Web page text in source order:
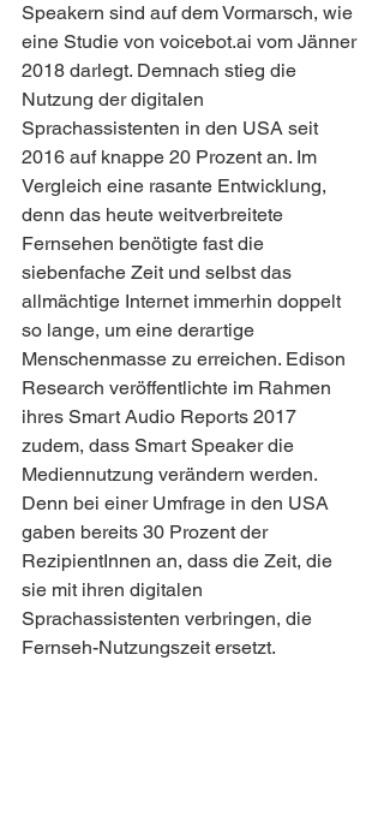
Speakern sind auf dem Vormarsch, wie
eine Studie von voicebot.ai vom Jänner
2018 darlegt. Demnach stieg die
Nutzung der digitalen
Sprachassistenten in den USA seit
2016 auf knappe 20 Prozent an. Im
Vergleich eine rasante Entwicklung,
denn das heute weitverbreitete
Fernsehen benötigte fast die
siebenfache Zeit und selbst das
allmächtige Internet immerhin doppelt
so lange, um eine derartige
Menschenmasse zu erreichen. Edison
Research veröffentlichte im Rahmen
ihres Smart Audio Reports 2017
zudem, dass Smart Speaker die
Mediennutzung verändern werden.
Denn bei einer Umfrage in den USA
gaben bereits 30 Prozent der
RezipientInnen an, dass die Zeit, die
sie mit ihren digitalen
Sprachassistenten verbringen, die
Fernseh-Nutzungszeit ersetzt.